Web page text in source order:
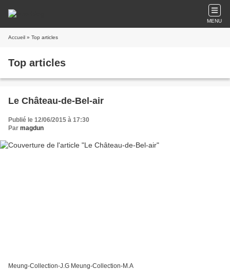
MENU
Accueil » Top articles
Top articles
Le Château-de-Bel-air
Publié le 12/06/2015 à 17:30
Par magdun
Meung-Collection-J.G Meung-Collection-M.A